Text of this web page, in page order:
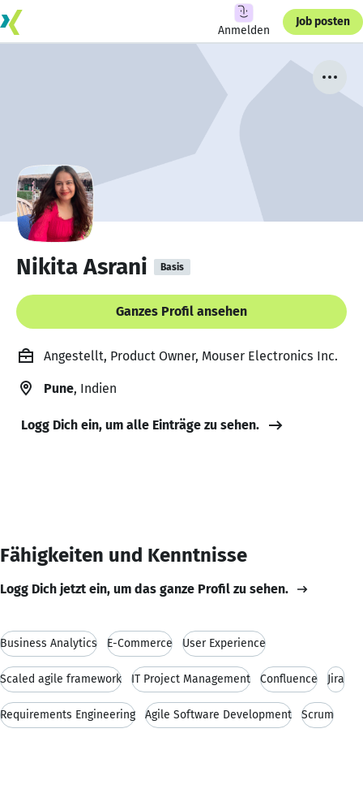
Anmelden
Job posten
Nikita Asrani Basis
Ganzes Profil ansehen
Angestellt, Product Owner, Mouser Electronics Inc.
Pune, Indien
Logg Dich ein, um alle Einträge zu sehen.
Fähigkeiten und Kenntnisse
Logg Dich jetzt ein, um das ganze Profil zu sehen.
Business Analytics E-Commerce User Experience
Scaled agile framework IT Project Management Confluence Jira
Requirements Engineering Agile Software Development Scrum